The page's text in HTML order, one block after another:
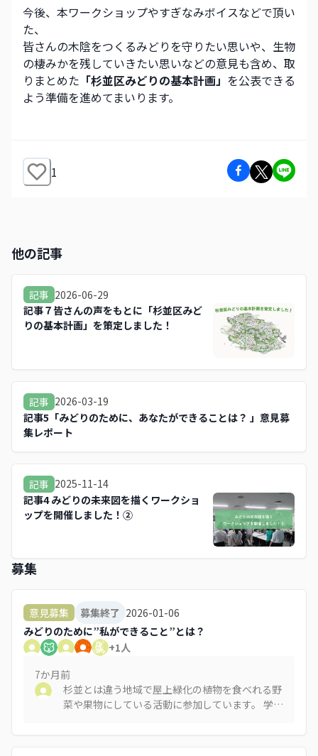
今後、本ワークショップやすぎなみボイスなどで頂い
た、
皆さんの木陰をつくるみどりを守りたい思いや、生物
の棲みかを残していきたい思いなどの意見も含め、取
りまとめた 「杉並区みどりの基本計画」 を公表できる
よう準備を進めてまいります。
1
他の記事
記事 2026-06-29
記事７皆さんの声をもとに「杉並区みど
りの基本計画」を策定しました！
記事 2026-03-19
記事5「みどりのために、あなたができることは？ 」意見募
集レポート
記事 2025-11-14
記事4 みどりの未来図を描くワークショ
ップを開催しました！②
募集
意見募集 募集終了 2026-01-06
みどりのために”私ができること”とは？
+1人
7か月前
杉並とは違う地域で屋上緑化の植物を食べれる野
菜や果物にしている活動に参加しています。 学校